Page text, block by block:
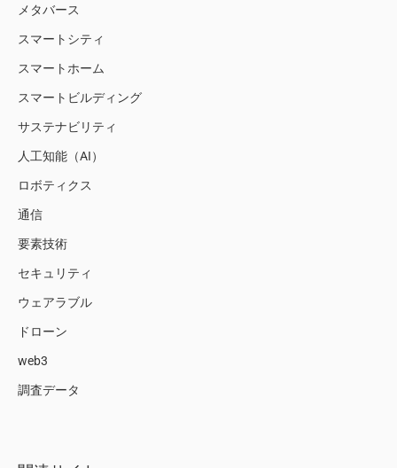
メタバース
スマートシティ
スマートホーム
スマートビルディング
サステナビリティ
人工知能（AI）
ロボティクス
通信
要素技術
セキュリティ
ウェアラブル
ドローン
web3
調査データ